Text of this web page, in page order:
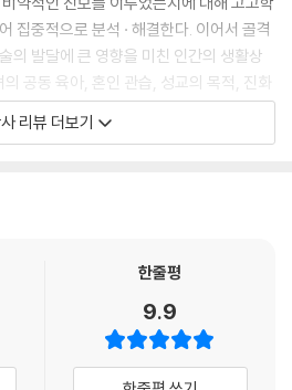
약 이것들이 최초의 단계라면, 제2단계는
의 선천적인 언어 능력을 밝히는 최근의
과정은 그다음 단계다. 우리는 또 현대인
한 언어들 가운데 뜻밖에도 교육적인 것들
p.216
되는 별 중 하나의 주위를 도는 아홉 개의
았다.
는 과거 백만 년 동안 확실하게 진보해왔
너지고 있다. 최근 발견한 사실에 따르면
정적인 발판이라고 할 수 있는 농업(가축
집중적으로 분석 · 해결한다. 이어서 골격
의 발달에 큰 영향을 미친 인간의 생활상
공동 육아, 혼인 관습, 성교의 목적, 진화
법칙, 노화와 여성의 폐경의 의미 등, 제1,
한 인간만의 독특한 생활사를 인류의 진보
특징
을 구분할 수 있는 자랑스러운 특징이다. 그
중요한 특징인 농업의 시작은 인간에게 획
는 농업이 진보의 기념비적인 사건인 동시
다. 위에 제시한 자랑스러운 특징 외에 음
리뷰 더보기
한줄평
9.9